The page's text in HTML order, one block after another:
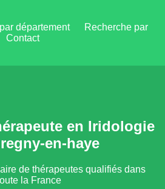
département
Recherche par
Contact
en Iridologie
en-haye
de thérapeutes qualifiés dans
la France